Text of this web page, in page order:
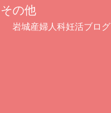
その他
岩城産婦人科妊活ブログ